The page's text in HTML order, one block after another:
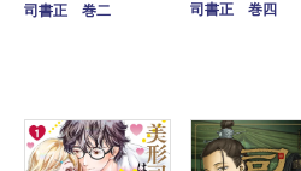
司書正 巻二 司書正 巻四